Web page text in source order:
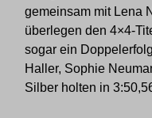
gemeinsam mit Lena
überlegen den 4×4-
sogar ein
Haller, Sophie
Silber holten in